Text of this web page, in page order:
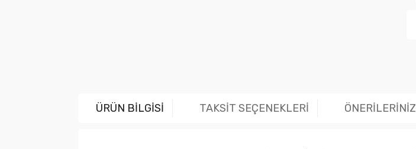
ÜRÜN BİLGİSİ TAKSİT SEÇENEKLERİ ÖNERİLERİNİZ